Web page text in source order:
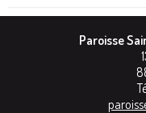
Paroisse